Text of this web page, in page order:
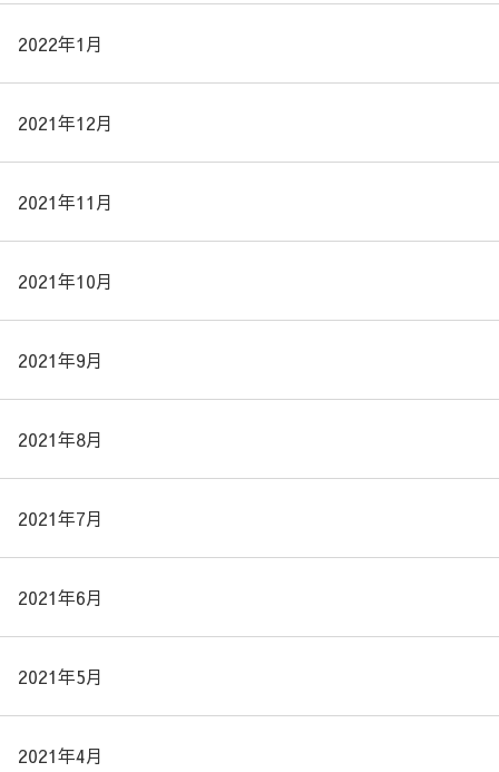
2022年1月
2021年12月
2021年11月
2021年10月
2021年9月
2021年8月
2021年7月
2021年6月
2021年5月
2021年4月